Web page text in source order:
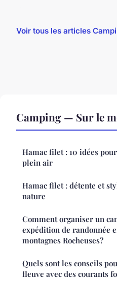
Voir tous les articles
Camping — Sur le
Hamac filet : 10 idées
plein air
Hamac filet : détente et
nature
Comment organiser un
expédition de randonnée
montagnes Rocheuses?
Quels sont les conseils
fleuve avec des courants